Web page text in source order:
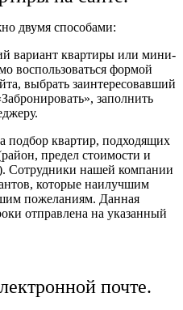
двумя способами:
вариант квартиры или мини-
воспользоваться формой
выбрать заинтересовавший
заполнить
подбор квартир, подходящих
предел стоимости и
Сотрудники нашей компании
которые наилучшим
пожеланиям. Данная
отправлена на указанный
почте.